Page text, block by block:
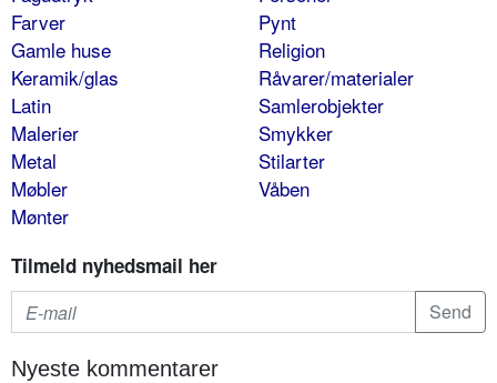
Farver
Gamle huse
Keramik/glas
Latin
Malerier
Metal
Møbler
Mønter
Pynt
Religion
Råvarer/materialer
Samlerobjekter
Smykker
Stilarter
Våben
Tilmeld nyhedsmail her
Nyeste kommentarer